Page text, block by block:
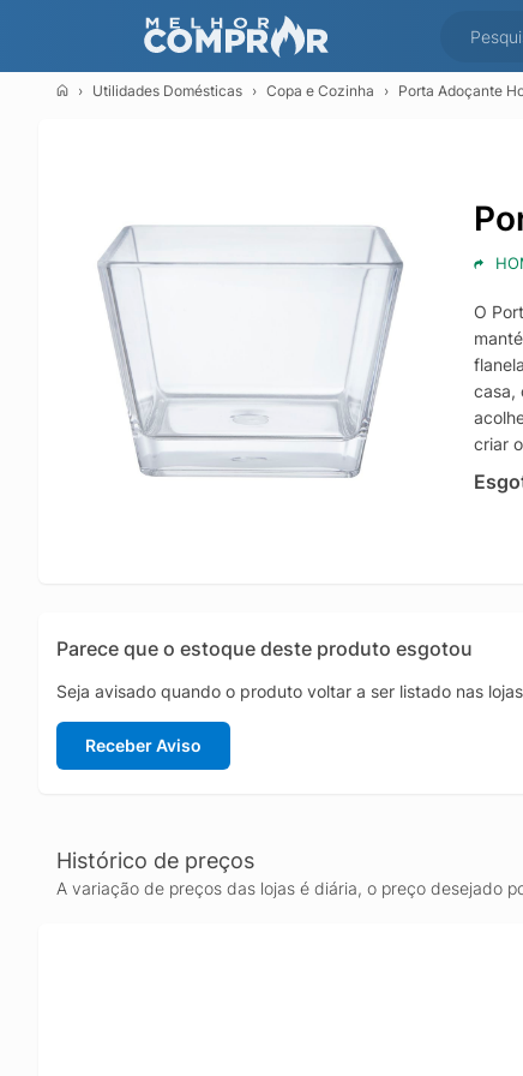
Utilidades Domésticas Copa e Cozinha Porta Adoçante
O
casa,
criar
Parece que o estoque deste produto esgotou
Seja avisado quando o produto voltar a ser listado nas
Receber Aviso
Histórico de preços
A variação de preços das lojas é diária, o preço desejado